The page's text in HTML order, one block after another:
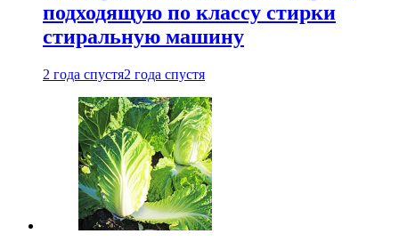
подходящую по классу стирки
стиральную машину
2 года спустя2 года спустя